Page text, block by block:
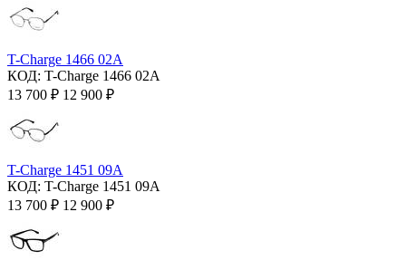
T-Charge 1466 02A
КОД: T-Charge 1466 02A
13 700 ₽ 12 900 ₽
T-Charge 1451 09A
КОД: T-Charge 1451 09A
13 700 ₽ 12 900 ₽